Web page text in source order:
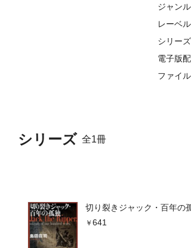
シリーズ 全1冊
切り裂きジャック・百年の
641
ジャンル
レーベル
シリーズ
電子版
ファイ